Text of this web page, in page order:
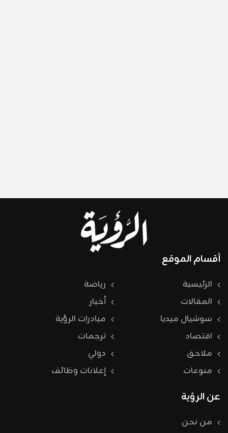
أقسام الموقع
الرئيسية
رياضة
المقالات
أخبار
سوشيال ميديا
مبادرات الرؤية
اقتصاد
ترجمات
ملاحق
دولي
منوعات
إعلانات وظائف
عن الرؤية
من نحن